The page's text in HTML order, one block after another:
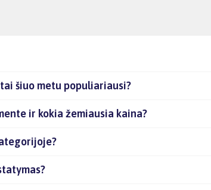
šiuo metu populiariausi?
ir kokia žemiausia kaina?